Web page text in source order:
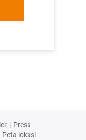
| Press
Peta lokasi